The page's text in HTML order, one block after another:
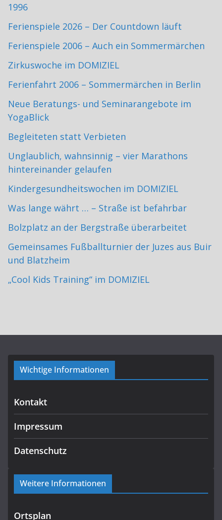
1996
Ferienspiele 2026 – Der Countdown läuft
Ferienspiele 2006 – Auch ein Sommermärchen
Zirkuswoche im DOMIZIEL
Ferienfahrt 2006 – Sommermärchen in Berlin
Neue Beratungs- und Seminarangebote im
YogaBlick
Begleiteten statt Verbieten
Unglaublich, wahnsinnig – vier Marathons
hintereinander gelaufen
Kindergesundheitswochen im DOMIZIEL
Was lange währt … – Straße ist befahrbar
Bolzplatz an der Bergstraße überarbeitet
Gemeinsames Fußballturnier der Juzes aus Buir
und Blatzheim
„Cool Kids Training“ im DOMIZIEL
Wichtige Informationen
Kontakt
Impressum
Datenschutz
Weitere Informationen
Ortsplan